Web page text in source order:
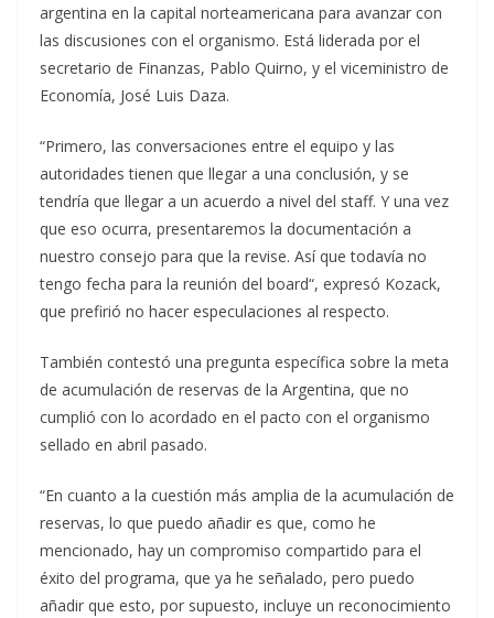
argentina en la capital norteamericana para avanzar con
las discusiones con el organismo. Está liderada por el
secretario de Finanzas, Pablo Quirno, y el viceministro de
Economía, José Luis Daza.
“Primero, las conversaciones entre el equipo y las
autoridades tienen que llegar a una conclusión, y se
tendría que llegar a un acuerdo a nivel del staff. Y una vez
que eso ocurra, presentaremos la documentación a
nuestro consejo para que la revise. Así que todavía no
tengo fecha para la reunión del board“, expresó Kozack,
que prefirió no hacer especulaciones al respecto.
También contestó una pregunta específica sobre la meta
de acumulación de reservas de la Argentina, que no
cumplió con lo acordado en el pacto con el organismo
sellado en abril pasado.
“En cuanto a la cuestión más amplia de la acumulación de
reservas, lo que puedo añadir es que, como he
mencionado, hay un compromiso compartido para el
éxito del programa, que ya he señalado, pero puedo
añadir que esto, por supuesto, incluye un reconocimiento